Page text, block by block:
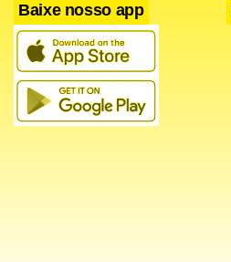
Os coliformes fecais provocam
sintomas são diarréias, dor de
cãibras e cólicas. Para quem tem
diabéticos e aidéticos, por
levar à septicemia (multiplicação
Baixe nosso app